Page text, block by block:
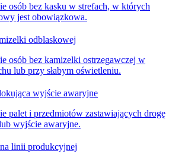
osób bez kasku w strefach, w których
jest obowiązkowa.
odblaskowej
osób bez kamizelki ostrzegawczej w
lub przy słabym oświetleniu.
wyjście awaryjne
palet i przedmiotów zastawiających drogę
wyjście awaryjne.
linii produkcyjnej